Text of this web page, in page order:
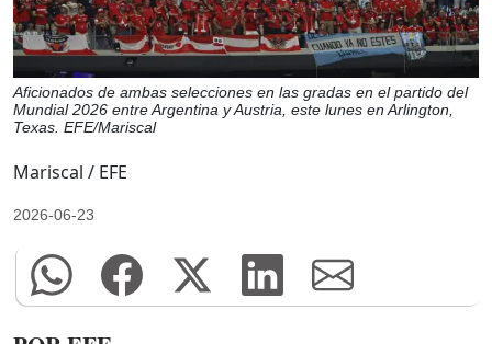
Aficionados de ambas selecciones en las gradas en el partido del
Mundial 2026 entre Argentina y Austria, este lunes en Arlington,
Texas. EFE/Mariscal
Mariscal / EFE
2026-06-23